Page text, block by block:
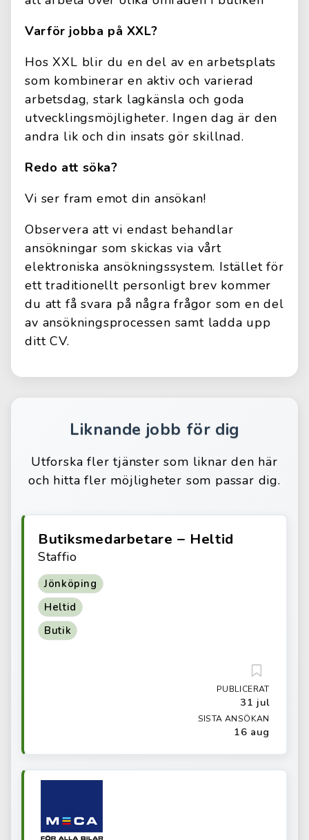
Varför jobba på XXL?
Hos XXL blir du en del av en arbetsplats
som kombinerar en aktiv och varierad
arbetsdag, stark lagkänsla och goda
utvecklingsmöjligheter. Ingen dag är den
andra lik och din insats gör skillnad.
Redo att söka?
Vi ser fram emot din ansökan!
Observera att vi endast behandlar
ansökningar som skickas via vårt
elektroniska ansökningssystem. Istället för
ett traditionellt personligt brev kommer
du att få svara på några frågor som en del
av ansökningsprocessen samt ladda upp
ditt CV.
Liknande jobb för dig
Utforska fler tjänster som liknar den här
och hitta fler möjligheter som passar dig.
Butiksmedarbetare – Heltid
Staffio
Jönköping
Heltid
Butik
PUBLICERAT
31 jul
SISTA ANSÖKAN
16 aug